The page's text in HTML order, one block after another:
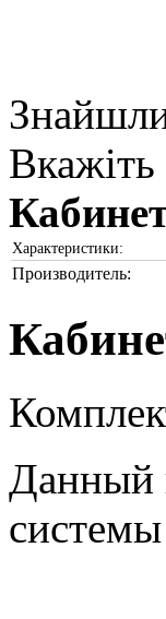
Вкажіть
Характеристики:
Производитель:
Данный